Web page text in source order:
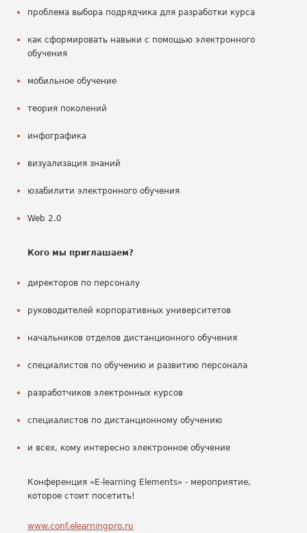
проблема выбора подрядчика для разработки курса
как сформировать навыки с помощью электронного
обучения
мобильное обучение
теория поколений
инфографика
визуализация знаний
юзабилити электронного обучения
Web 2.0
Кого мы приглашаем?
директоров по персоналу
руководителей корпоративных университетов
начальников отделов дистанционного обучения
специалистов по обучению и развитию персонала
разработчиков электронных курсов
специалистов по дистанционному обучению
и всех, кому интересно электронное обучение
Конференция «E-learning Elements» - мероприятие,
которое стоит посетить!
www.conf.elearningpro.ru